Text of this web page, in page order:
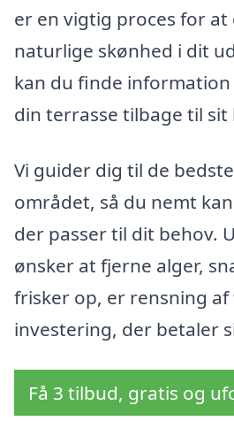
er en vigtig proces for at
naturlige skønhed i dit
kan du finde
din terrasse tilbage til sit
Vi guider dig til de
området, så du nemt
der passer til dit behov.
ønsker at fjerne alger,
frisker op, er rensning
investering, der betaler
Få 3 tilbud, gratis og